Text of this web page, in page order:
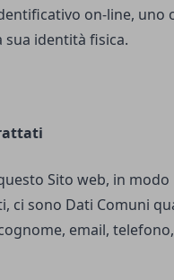
on-line, uno
identità fisica.
Sito web, in modo
ci sono Dati Comuni
email, telefono,